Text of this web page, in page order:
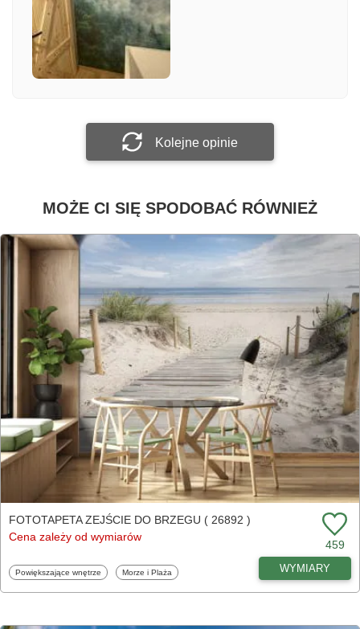
Załącz zdjęcie
Kolejne opinie
MOŻE CI SIĘ SPODOBAĆ RÓWNIEŻ
FOTOTAPETA ZEJŚCIE DO BRZEGU ( 26892 )
Cena zależy od wymiarów
459
Fototapety
Powiększające wnętrze Fototapety
Morze i Plaża WYMIARY